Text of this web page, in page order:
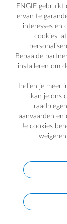
kortingen bij
met onze
apparaten,
ons aanbod
Bespaar
je
Word nu
search
ENGIE gebruikt
ervan te
interesses en
cookies
Bepaalde
installeren om
Indien je meer
kan je ons
aanvaarden en
"Je cookies